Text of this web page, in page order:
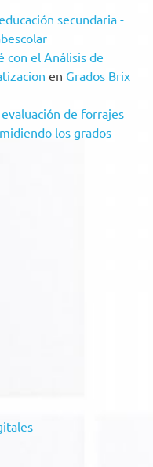
secundaria -
con el Análisis de
en Grados Brix
de forrajes
los grados